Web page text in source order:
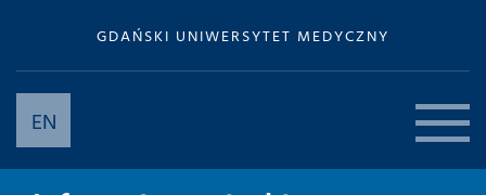
GDAŃSKI UNIWERSYTET MEDYCZNY
EN